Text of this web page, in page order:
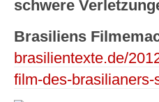
schwere
Brasiliens
brasilientexte.de/
film-des-